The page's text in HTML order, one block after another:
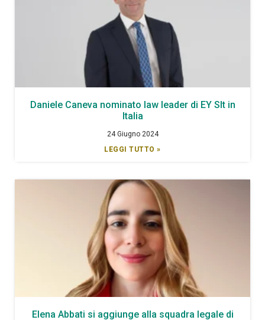
Daniele Caneva nominato law leader di EY Slt in
Italia
24 Giugno 2024
LEGGI TUTTO »
Elena Abbati si aggiunge alla squadra legale di